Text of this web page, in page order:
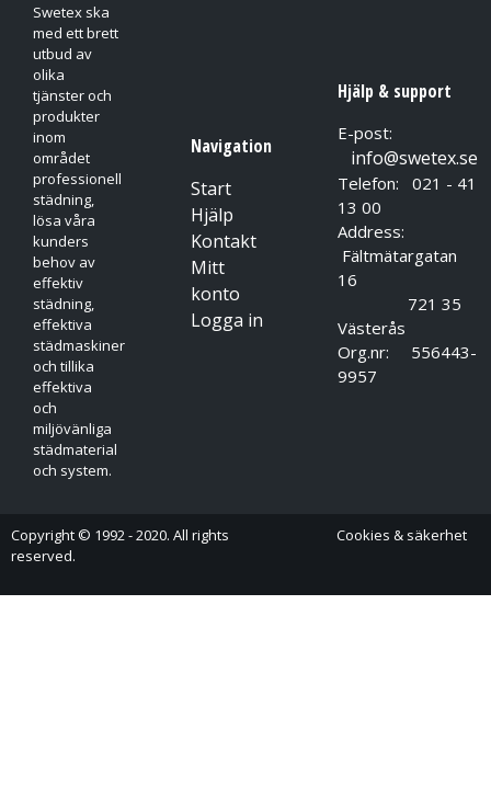
Viktigt:
Vertikal resistens i enlighet med EN 16350:2014.
Spänningsbeständighet (ohms) 14.5 x 106
Swetex ska
med ett brett
utbud av
olika
tjänster och
produkter
inom
området
professionell
städning,
lösa våra
kunders
behov av
effektiv
städning,
effektiva
städmaskiner
och tillika
effektiva
och
miljövänliga
städmaterial
och system.
Navigation
Start
Hjälp
Kontakt
Mitt
konto
Logga in
Hjälp & support
E-post:
info@swetex.se
Telefon: 021 - 41
13 00
Address:
Fältmätargatan
16
721 35
Västerås
Org.nr: 556443-
9957
Copyright © 1992 - 2020. All rights
reserved.
Cookies & säkerhet